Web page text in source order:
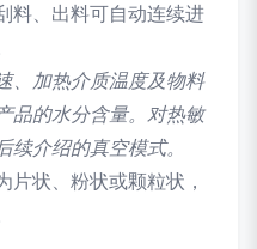
料、出料可自动连续进
、加热介质温度及物料
品的水分含量。对热敏
介绍的真空模式。
片状、粉状或颗粒状，